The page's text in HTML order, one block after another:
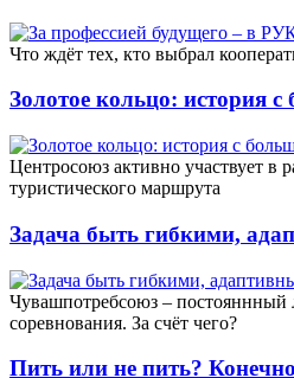
Что ждёт тех, кто выбрал
Золотое кольцо: история
Центросоюз активно участвует в
туристического маршрута
Задача быть гибкими,
Чувашпотребсоюз – постояннный
соревнования. За счёт чего?
Пить или не пить?